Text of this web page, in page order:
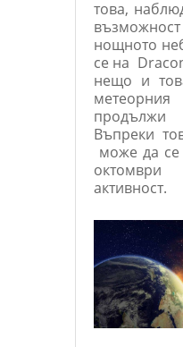
това,
възможност
нощното
се на
нещо и
Въпреки
може да
активност.